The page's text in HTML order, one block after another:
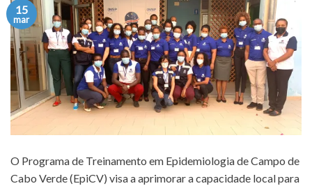
15
mar
O Programa de Treinamento em Epidemiologia de Campo de
Cabo Verde (EpiCV) visa a aprimorar a capacidade local para